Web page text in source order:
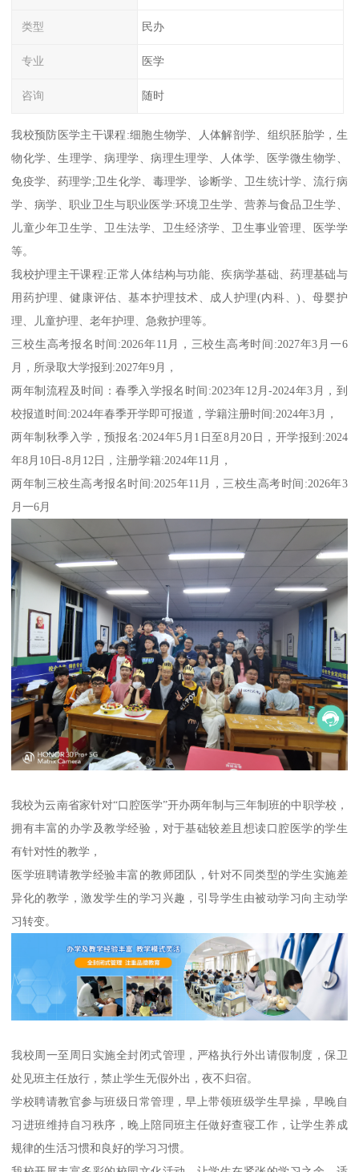
类型 民办
专业 医学
咨询 随时
我校预防医学主干课程:细胞生物学、人体解剖学、组织胚胎学，生
物化学、生理学、病理学、病理生理学、人体学、医学微生物学、
免疫学、药理学;卫生化学、毒理学、诊断学、卫生统计学、流行病
学、病学、职业卫生与职业医学:环境卫生学、营养与食品卫生学、
儿童少年卫生学、卫生法学、卫生经济学、卫生事业管理、医学学
等。
我校护理主干课程:正常人体结构与功能、疾病学基础、药理基础与
用药护理、健康评估、基本护理技术、成人护理(内科、)、母婴护
理、儿童护理、老年护理、急救护理等。
三校生高考报名时间:2026年11月，三校生高考时间:2027年3月一6
月，所录取大学报到:2027年9月，
两年制流程及时间：春季入学报名时间:2023年12月-2024年3月，到
校报道时间:2024年春季开学即可报道，学籍注册时间:2024年3月，
两年制秋季入学，预报名:2024年5月1日至8月20日，开学报到:2024
年8月10日-8月12日，注册学籍:2024年11月，
两年制三校生高考报名时间:2025年11月，三校生高考时间:2026年3
月一6月
我校为云南省家针对“口腔医学”开办两年制与三年制班的中职学校，
拥有丰富的办学及教学经验，对于基础较差且想读口腔医学的学生
有针对性的教学，
医学班聘请教学经验丰富的教师团队，针对不同类型的学生实施差
异化的教学，激发学生的学习兴趣，引导学生由被动学习向主动学
习转变。
我校周一至周日实施全封闭式管理，严格执行外出请假制度，保卫
处见班主任放行，禁止学生无假外出，夜不归宿。
学校聘请教官参与班级日常管理，早上带领班级学生早操，早晚自
习进班维持自习秩序，晚上陪同班主任做好查寝工作，让学生养成
规律的生活习惯和良好的学习习惯。